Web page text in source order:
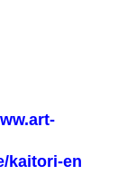
kaitori-en